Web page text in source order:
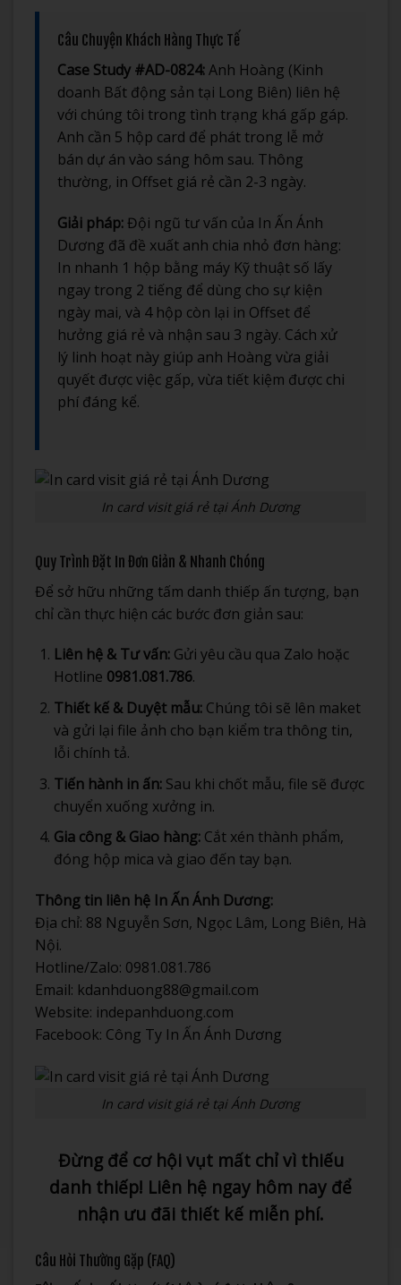
Câu Chuyện Khách Hàng Thực Tế
Case Study #AD-0824:Anh Hoàng (Kinh
doanh Bất động sản tại Long Biên) liên hệ
với chúng tôi trong tình trạng khá gấp gáp.
Anh cần 5 hộp card để phát trong lễ mở
bán dự án vào sáng hôm sau. Thông
thường, in Offset giá rẻ cần 2-3 ngày.
Giải pháp:Đội ngũ tư vấn của In Ấn Ánh
Dương đã đề xuất anh chia nhỏ đơn hàng:
In nhanh 1 hộp bằng máy Kỹ thuật số lấy
ngay trong 2 tiếng để dùng cho sự kiện
ngày mai, và 4 hộp còn lại in Offset để
hưởng giá rẻ và nhận sau 3 ngày. Cách xử
lý linh hoạt này giúp anh Hoàng vừa giải
quyết được việc gấp, vừa tiết kiệm được chi
phí đáng kể.
In card visit giá rẻ tại Ánh Dương
Quy Trình Đặt In Đơn Giản & Nhanh Chóng
Để sở hữu những tấm danh thiếp ấn tượng, bạn
chỉ cần thực hiện các bước đơn giản sau:
Liên hệ & Tư vấn:Gửi yêu cầu qua Zalo hoặc
Hotline 0981.081.786.
Thiết kế & Duyệt mẫu:Chúng tôi sẽ lên maket
và gửi lại file ảnh cho bạn kiểm tra thông tin,
lỗi chính tả.
Tiến hành in ấn:Sau khi chốt mẫu, file sẽ được
chuyển xuống xưởng in.
Gia công & Giao hàng:Cắt xén thành phẩm,
đóng hộp mica và giao đến tay bạn.
Thông tin liên hệ In Ấn Ánh Dương:
Địa chỉ: 88 Nguyễn Sơn, Ngọc Lâm, Long Biên, Hà
Nội.
Hotline/Zalo: 0981.081.786
Email: kdanhduong88@gmail.com
Website: indepanhduong.com
Facebook: Công Ty In Ấn Ánh Dương
In card visit giá rẻ tại Ánh Dương
Đừng để cơ hội vụt mất chỉ vì thiếu
danh thiếp! Liên hệ ngay hôm nay để
nhận ưu đãi thiết kế miễn phí.
Câu Hỏi Thường Gặp (FAQ)